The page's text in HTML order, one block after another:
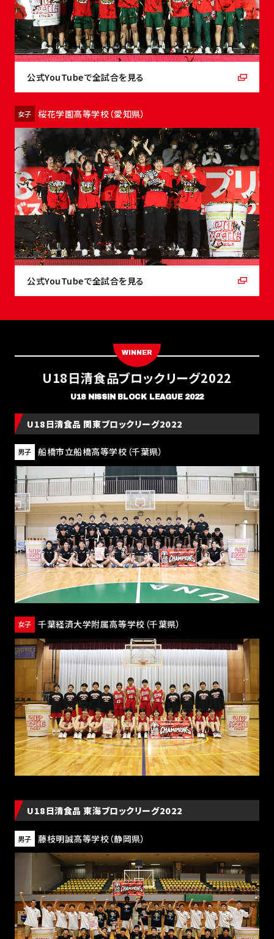
公式YouTubeで全試合を見る
女子 桜花学園高等学校（愛知県）
公式YouTubeで全試合を見る
WINNER
U18日清食品ブロックリーグ2022
U18 NISSIN BLOCK LEAGUE 2022
U18日清食品 関東ブロックリーグ2022
男子 船橋市立船橋高等学校 （千葉県）
女子 千葉経済大学附属高等学校 （千葉県）
U18日清食品 東海ブロックリーグ2022
男子 藤枝明誠高等学校（静岡県）